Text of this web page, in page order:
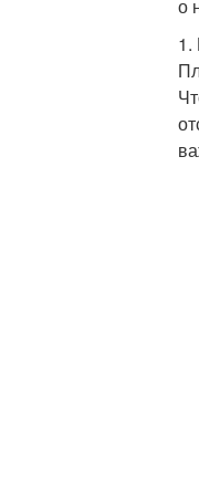
о
1.